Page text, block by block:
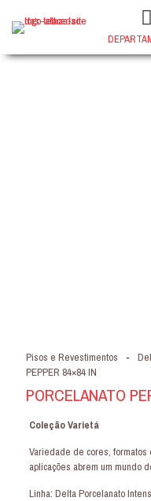
Pisos e Revestimentos -
PEPPER 84×84 IN
PORCELANATO
Coleção Varietá
Variedade de cores,
aplicações abrem um mundo
Linha: Delta Porcelanato